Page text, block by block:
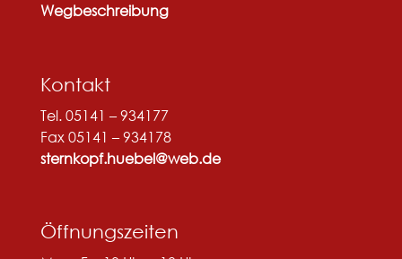
Wegbeschreibung
Kontakt
Tel. 05141 – 934177
Fax 05141 – 934178
sternkopf.huebel@web.de
Öffnungszeiten